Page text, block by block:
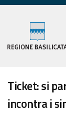
Ticket: si
incontra i